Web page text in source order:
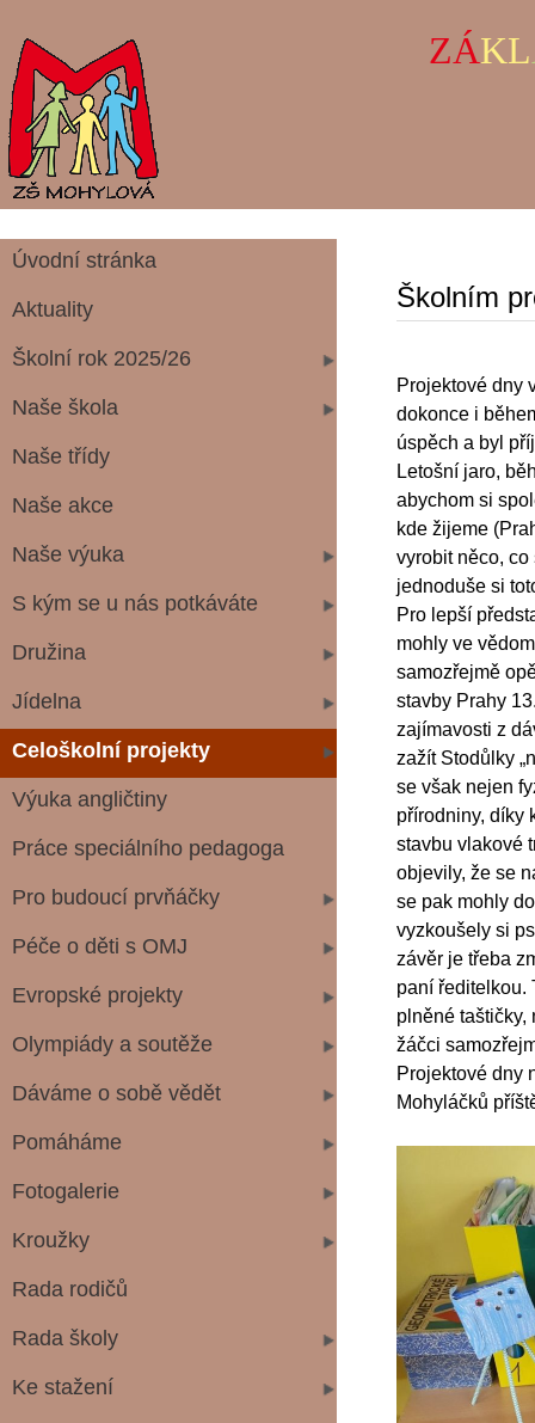
ZÁKL
Úvodní stránka
Aktuality
Školní rok 2025/26
Naše škola
Naše třídy
Naše akce
Naše výuka
S kým se u nás potkáváte
Družina
Jídelna
Celoškolní projekty
Výuka angličtiny
Práce speciálního pedagoga
Pro budoucí prvňáčky
Péče o děti s OMJ
Evropské projekty
Olympiády a soutěže
Dáváme o sobě vědět
Pomáháme
Fotogalerie
Kroužky
Rada rodičů
Rada školy
Ke stažení
Školním
Projektové dny
dokonce i
úspěch a byl
Letošní jaro,
abychom si
kde žijeme
vyrobit něco,
jednoduše si
Pro lepší
mohly ve
samozřejmě
stavby Prahy
zajímavosti z
zažít Stodůlky
se však nejen
přírodniny, díky
stavbu vlakové
objevily, že se
se pak mohly
vyzkoušely si
závěr je třeba
paní ředitelkou.
plněné
žáčci
Projektové dny
Mohyláčků